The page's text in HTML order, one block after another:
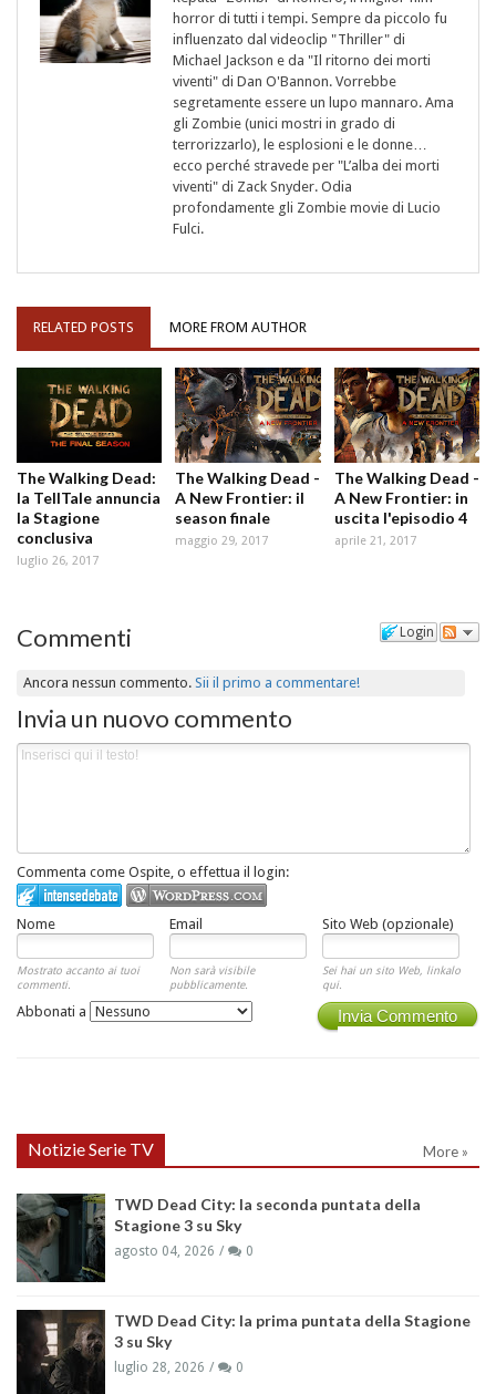
horror di tutti i tempi. Sempre da piccolo fu
influenzato dal videoclip "Thriller" di
Michael Jackson e da "Il ritorno dei morti
viventi" di Dan O'Bannon. Vorrebbe
segretamente essere un lupo mannaro. Ama
gli Zombie (unici mostri in grado di
terrorizzarlo), le esplosioni e le donne…
ecco perché stravede per "L’alba dei morti
viventi" di Zack Snyder. Odia
profondamente gli Zombie movie di Lucio
Fulci.
RELATED POSTS MORE FROM AUTHOR
The Walking Dead:
la TellTale annuncia
la Stagione
conclusiva
luglio 26, 2017
The Walking Dead -
A New Frontier: il
season finale
maggio 29, 2017
The Walking Dead -
A New Frontier: in
uscita l'episodio 4
aprile 21, 2017
Login
Commenti
Ancora nessun commento.Sii il primo a commentare!
Invia un nuovo commento
Commenta come Ospite, o effettua il login:
Nome Email Sito Web (opzionale)
Mostrato accanto ai tuoi
commenti.
Non sarà visibile
pubblicamente.
Sei hai un sito Web, linkalo
qui.
Invia Commento
Abbonati a
Notizie Serie TV More »
TWD Dead City: la seconda puntata della
Stagione 3 su Sky
agosto 04, 2026 0
TWD Dead City: la prima puntata della Stagione
3 su Sky
luglio 28, 2026 0